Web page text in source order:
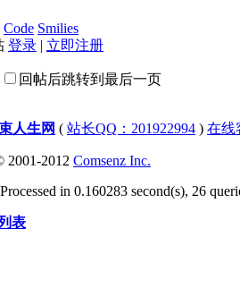
Code Smilies
登录 | 立即注册
回帖后跳转到最后一页
人生网 ( 站长QQ：201922994 ) 在线
2001-2012 Comsenz Inc.
in 0.160283 second(s), 26
表